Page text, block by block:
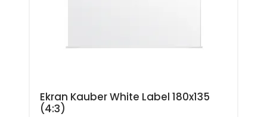
Ekran Kauber White Label 180x135
(4:3)